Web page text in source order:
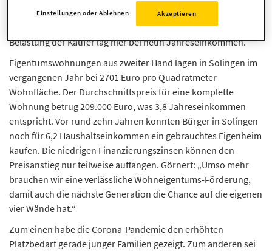
empirica Preisdatenbank berechnet. Mit 489.500 Euro waren
gebrauchte Reihen- und Doppelhäuser günstiger. Die
Belastung der Käufer lag hier bei neun Jahreseinkommen.
Eigentumswohnungen aus zweiter Hand lagen in Solingen im
vergangenen Jahr bei 2701 Euro pro Quadratmeter
Wohnfläche. Der Durchschnittspreis für eine komplette
Wohnung betrug 209.000 Euro, was 3,8 Jahreseinkommen
entspricht. Vor rund zehn Jahren konnten Bürger in Solingen
noch für 6,2 Haushaltseinkommen ein gebrauchtes Eigenheim
kaufen. Die niedrigen Finanzierungszinsen können den
Preisanstieg nur teilweise auffangen. Görnert: „Umso mehr
brauchen wir eine verlässliche Wohneigentums-Förderung,
damit auch die nächste Generation die Chance auf die eigenen
vier Wände hat.“
Zum einen habe die Corona-Pandemie den erhöhten
Platzbedarf gerade junger Familien gezeigt. Zum anderen sei
Einstellungen oder Ablehnen Akzeptieren